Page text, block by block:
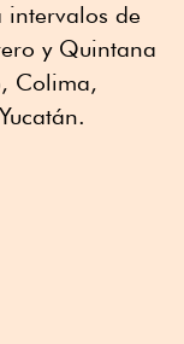
de
y Quintana
Colima,